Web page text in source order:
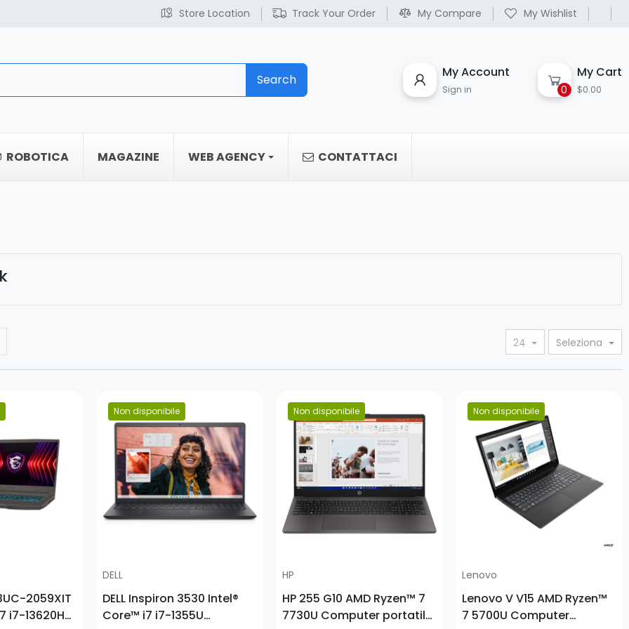
Store Location Track Your Order My Compare My Wishlist
Search My Account
Sign in 0
My Cart
$0.00
ROBOTICA MAGAZINE WEB AGENCY CONTATTACI
24 Seleziona
2059XIT
i7-13620H
Non disponibile
Prezzo
DELL
DELL Inspiron 3530 Intel®
Core™ i7 i7-1355U
Non disponibile
Prezzo
HP
HP 255 G10 AMD Ryzen™ 7
7730U Computer portatile
Non disponibile
Prezzo
Lenovo
Lenovo V V15 AMD Ryzen™
7 5700U Computer